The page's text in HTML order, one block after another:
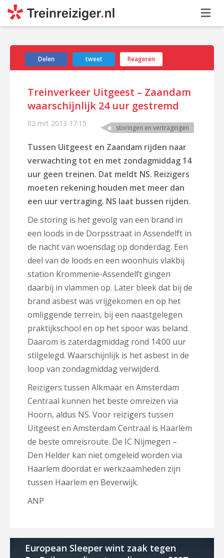
Delen tweet Reageren
Treinverkeer Uitgeest – Zaandam
waarschijnlijk 24 uur gestremd
02 mrt 2013 17:15 storingen en vertragingen
Tussen Uitgeest en Zaandam rijden naar
verwachting tot en met zondagmiddag 14
uur geen treinen. Dat meldt NS. Reizigers
moeten rekening houden met meer dan
een uur vertraging. NS laat bussen rijden.
De storing is het gevolg van een brand in
een loods in de Dorpsstraat in Assendelft in
de nacht van woensdag op donderdag. Een
deel van de loods en een woonhuis vlakbij
station Krommenie-Assendelft gingen
daarbij in vlammen op. Later bleek dat bij de
brand asbest was vrijgekomen en op het
omliggende terrein, bij een naastgelegen
praktijkschool en op het spoor was beland.
Daarom is zaterdagmiddag rond 14:00 uur
stilgelegd. Waarschijnlijk is het asbest in de
loop van zondagmiddag verwijderd.
Reizigers tussen Alkmaar en Amsterdam
Centraal kunnen het beste omreizen via
Hoorn, aldus NS. Voor reizigers tussen
Uitgeest en Amsterdam Centraal is Haarlem
de beste omreisroute. De IC Nijmegen –
Den Helder kan niet omgeleid worden via
Haarlem doordat er werkzaamheden zijn
tussen Haarlem en Beverwijk.
ANP
European Sleeper wint zaak tegen